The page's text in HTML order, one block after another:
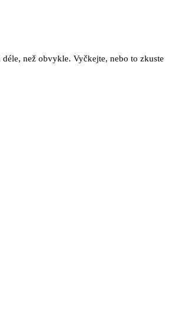
než obvykle. Vyčkejte, nebo to zkuste